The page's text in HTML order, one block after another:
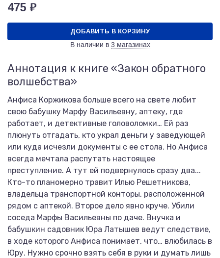
475 ₽
ДОБАВИТЬ В КОРЗИНУ
В наличии в 3 магазинах
Аннотация к книге «Закон обратного
волшебства»
Анфиса Коржикова больше всего на свете любит
свою бабушку Марфу Васильевну, аптеку, где
работает, и детективные головоломки… Ей раз
плюнуть отгадать, кто украл деньги у заведующей
или куда исчезли документы с ее стола. Но Анфиса
всегда мечтала распутать настоящее
преступление. А тут ей подвернулось сразу два...
Кто-то планомерно травит Илью Решетникова,
владельца транспортной конторы, расположенной
рядом с аптекой. Второе дело явно круче. Убили
соседа Марфы Васильевны по даче. Внучка и
бабушкин садовник Юра Латышев ведут следствие,
в ходе которого Анфиса понимает, что… влюбилась в
Юру. Нужно срочно взять себя в руки и думать лишь